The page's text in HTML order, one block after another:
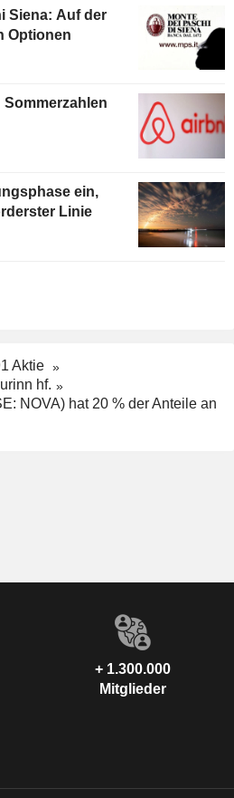
Siena: Auf der
Optionen
ein,
Linie
Aktie
hf.
NOVA) hat 20 % der Anteile an
+ 1.300.000
Mitglieder